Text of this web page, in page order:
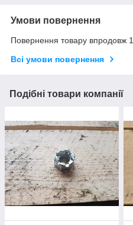
Умови повернення
Повернення товару впродовж
Всі умови повернення
Подібні товари компанії